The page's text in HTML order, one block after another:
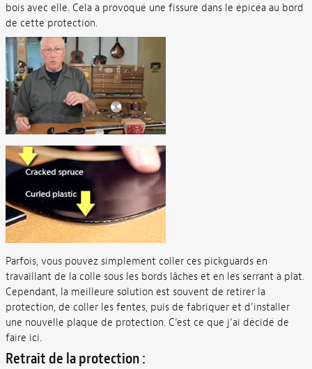
bois avec elle. Cela a provoqué une fissure dans le épicéa au bord
de cette protection.
Parfois, vous pouvez simplement coller ces pickguards en
travaillant de la colle sous les bords lâches et en les serrant à plat.
Cependant, la meilleure solution est souvent de retirer la
protection, de coller les fentes, puis de fabriquer et d’installer
une nouvelle plaque de protection. C’est ce que j’ai décidé de
faire ici.
Retrait de la protection :